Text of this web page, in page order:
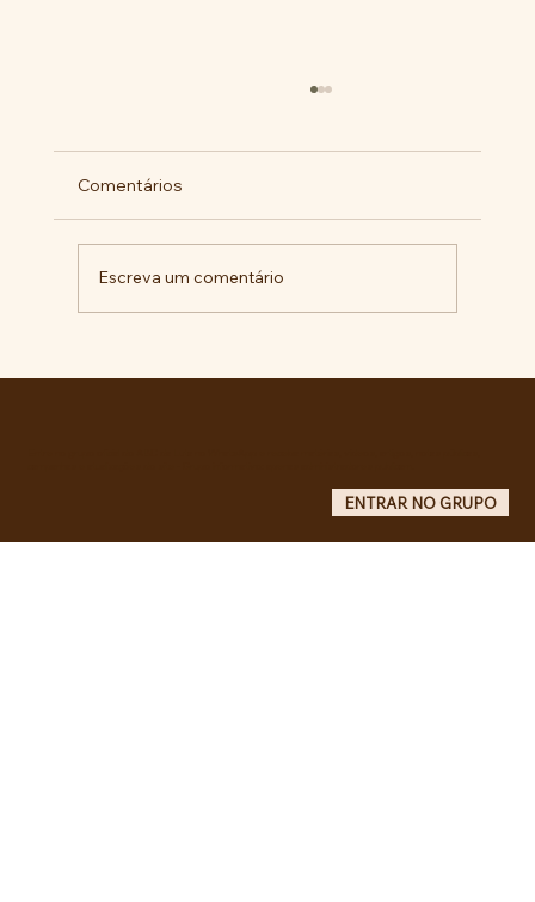
Comentários
Escreva um comentário
ENTRAR NO GRUPO